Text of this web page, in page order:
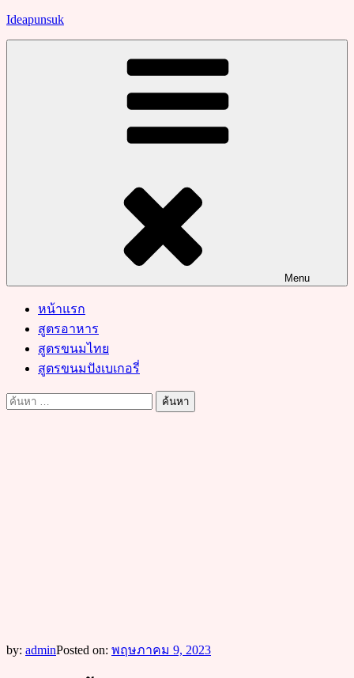
Skip
Ideapunsuk
Menu
หน้าแรก
สูตรอาหาร
สูตรขนมไทย
สูตรขนมปังเบเกอรี่
ค้นหา
by: adminPosted on: พฤษภาคม 9, 2023